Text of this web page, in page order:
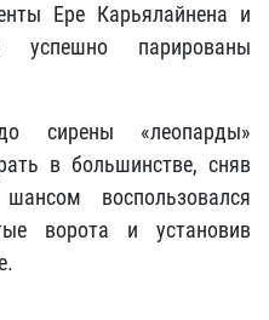
Ере Карьялайнена и
парированы
сирены «леопарды»
в большинстве, сняв
воспользовался
ворота и установив